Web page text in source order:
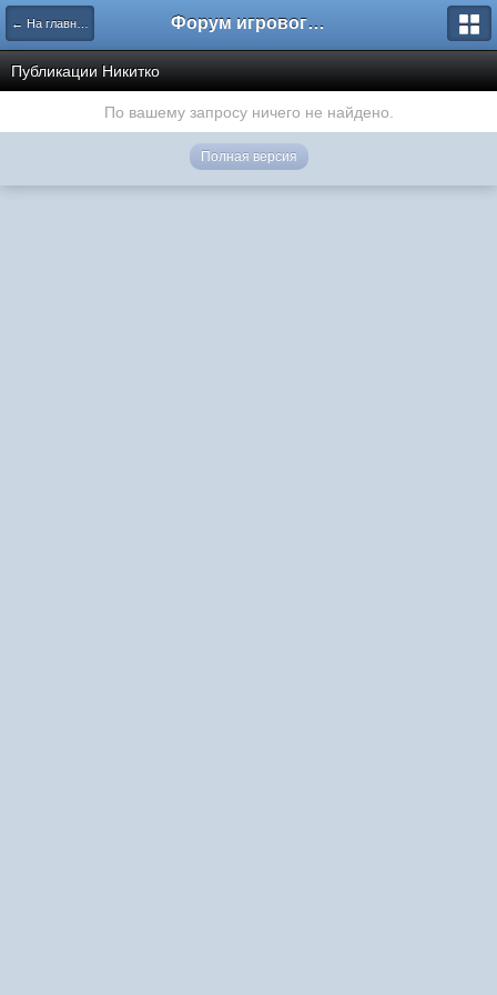
← На главную Форум игрового проекта Riverrise
Публикации Никитко
По вашему запросу ничего не найдено.
Полная версия